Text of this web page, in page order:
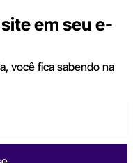
em seu e-
você fica sabendo na